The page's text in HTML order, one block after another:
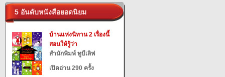
5 อันดับหนังสือยอดนิยม
บ้านแห่งนิทาน 2 เรื่องนี้
สอนให้รู้ว่า
สำนักพิมพ์ ทูบีเลิฟ
เปิดอ่าน 290 ครั้ง